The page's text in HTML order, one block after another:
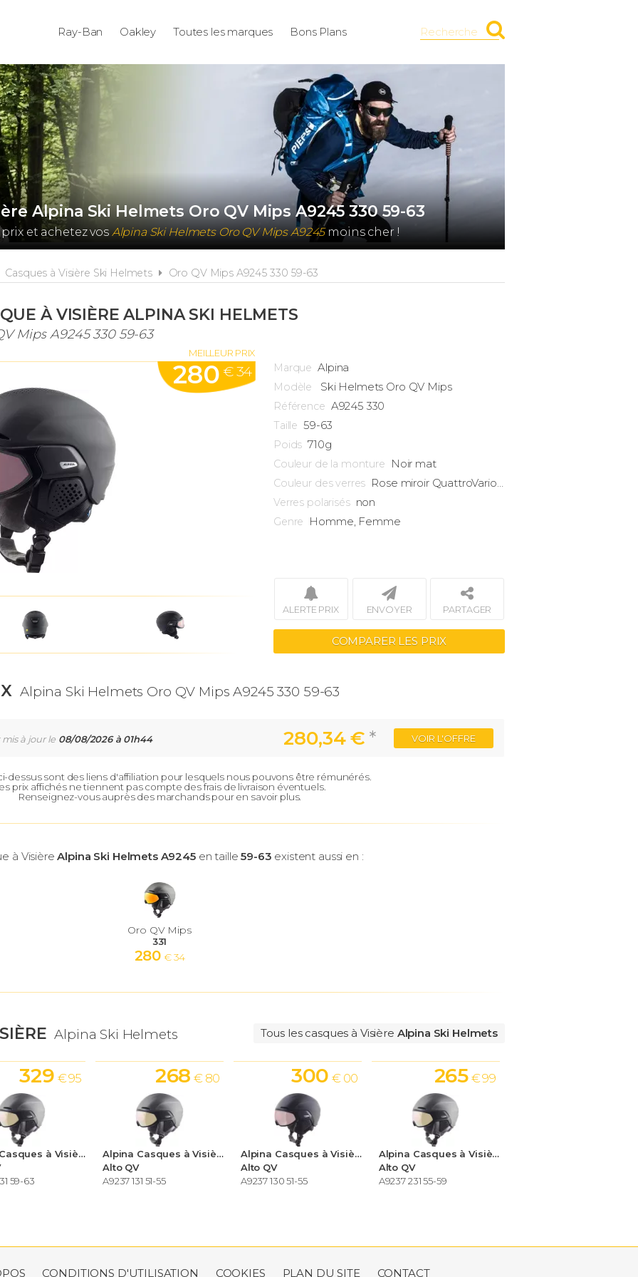
Ray-Ban Oakley Toutes les marques Bons Plans Recherche
Alpina Ski Helmets Oro QV Mips A9245 330 59-63
et achetez vos Alpina Ski Helmets Oro QV Mips A9245moins cher !
Casques à Visière Ski Helmets Oro QV Mips A9245 330 59-63
À VISIÈRE ALPINA SKI HELMETS
Mips A9245 330 59-63
MEILLEUR PRIX
280 € 34 Marque Alpina
Modèle Ski Helmets Oro QV Mips
Référence A9245 330
Taille 59-63
Poids 710g
Couleur de la monture Noir mat
Couleur des verres Rose miroir QuattroVarioflex 2-3
Verres polarisés non
Genre Homme, Femme
ALERTE PRIX ENVOYER PARTAGER
COMPARER LES PRIX
Alpina Ski Helmets Oro QV Mips A9245 330 59-63
mis à jour le 08/08/2026 à 01h44 280,34 € * VOIR L'OFFRE
dessus sont des liens d'affiliation pour lesquels nous pouvons être rémunérés.
prix affichés ne tiennent pas compte des frais de livraison éventuels.
Renseignez-vous auprès des marchands pour en savoir plus.
à VisièreAlpina Ski Helmets A9245en taille59-63 existent aussi en :
Oro QV Mips
331
280 € 34
Alpina Ski Helmets Tous les casques à Visière Alpina Ski Helmets
Alpina Casques à Visière Ski Helmets
59-63
329 € 95
Alpina Casques à Visière Ski Helmets
Alto QV
A9237 131 51-55
268 € 80
Alpina Casques à Visière Ski Helmets
Alto QV
A9237 130 51-55
300 € 00
Alpina Casques à Visière Ski Helmets
Alto QV
A9237 231 55-59
265 € 99
CONDITIONS D'UTILISATION COOKIES PLAN DU SITE CONTACT